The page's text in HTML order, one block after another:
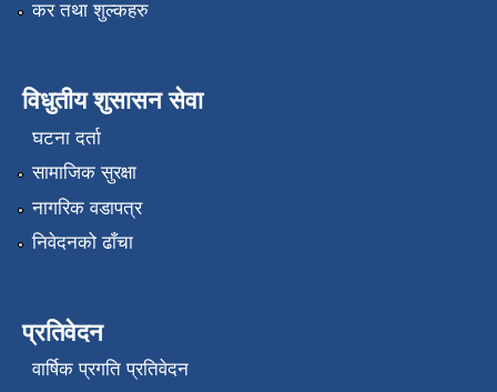
कर तथा शुल्कहरु
विधुतीय शुसासन सेवा
घटना दर्ता
सामाजिक सुरक्षा
नागरिक वडापत्र
निवेदनको ढाँचा
प्रतिवेदन
वार्षिक प्रगति प्रतिवेदन